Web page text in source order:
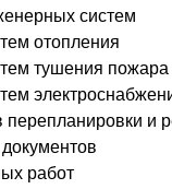
систем
отопления
тушения пожара
перепланировки и
работ